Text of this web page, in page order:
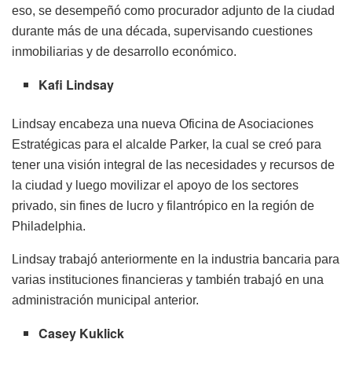
eso, se desempeñó como procurador adjunto de la ciudad
durante más de una década, supervisando cuestiones
inmobiliarias y de desarrollo económico.
Kafi Lindsay
Lindsay encabeza una nueva Oficina de Asociaciones
Estratégicas para el alcalde Parker, la cual se creó para
tener una visión integral de las necesidades y recursos de
la ciudad y luego movilizar el apoyo de los sectores
privado, sin fines de lucro y filantrópico en la región de
Philadelphia.
Lindsay trabajó anteriormente en la industria bancaria para
varias instituciones financieras y también trabajó en una
administración municipal anterior.
Casey Kuklick